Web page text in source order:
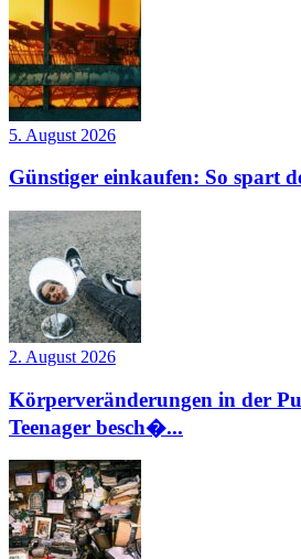
5. August 2026
Günstiger einkaufen: So spart
2. August 2026
Körperveränderungen in der
Teenager besch�...